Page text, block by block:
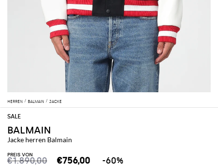
HERREN BALMAIN JACKE
BALMAIN
Jacke herren Balmain
PREIS VON
€1.890,00 €756,00 -60%